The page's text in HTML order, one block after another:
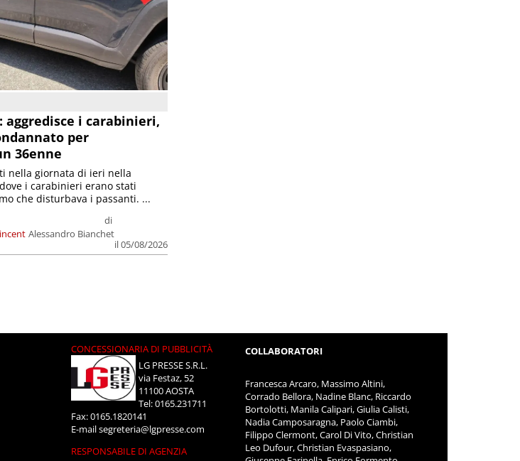
aggredisce i carabinieri,
per
36enne
di
Alessandro Bianchet
il 05/08/2026
nella giornata di ieri nella
i carabinieri erano stati
che disturbava i passanti. ...
CONCESSIONARIA DI PUBBLICITÀ
LG PRESSE S.R.L.
via Festaz, 52
11100 AOSTA
Tel: 0165.231711
Fax: 0165.1820141
E-mailsegreteria@lgpresse.com
RESPONSABILE DI AGENZIA
COLLABORATORI
Francesca Arcaro, Massimo Altini,
Corrado Bellora, Nadine Blanc, Riccardo
Bortolotti, Manila Calipari, Giulia Calisti,
Nadia Camposaragna, Paolo Ciambi,
Filippo Clermont, Carol Di Vito, Christian
Leo Dufour, Christian Evaspasiano,